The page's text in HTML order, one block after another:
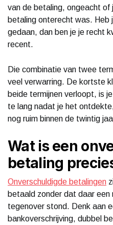
van de betaling, ongeacht
betaling onterecht was. Heb
gedaan, dan ben je je recht
recent.
Die combinatie van twee
veel verwarring. De kortste
beide termijnen verloopt, is
te lang nadat je het
nog ruim binnen de twintig
Wat is een
betaling
Onverschuldigde betalingen
betaald zonder dat daar
tegenover stond. Denk aan
bankoverschrijving, dubbel